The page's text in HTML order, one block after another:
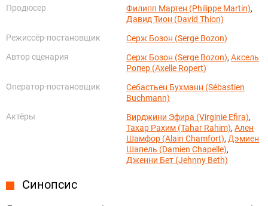
Продюсер
Филипп Мартен (Philippe Martin),
Давид Тион (David Thion)
Режиссёр-постановщик
Серж Бозон (Serge Bozon)
Автор сценария
Серж Бозон (Serge Bozon),Аксель
Ропер (Axelle Ropert)
Оператор-постановщик
Себастьен Бухманн (Sébastien
Buchmann)
Актёры
Вирджини Эфира (Virginie Efira),
Тахар Рахим (Tahar Rahim),Ален
Шамфор (Alain Chamfort), Дэмиен
Шапель (Damien Chapelle),
Дженни Бет (Jehnny Beth)
Синопсис